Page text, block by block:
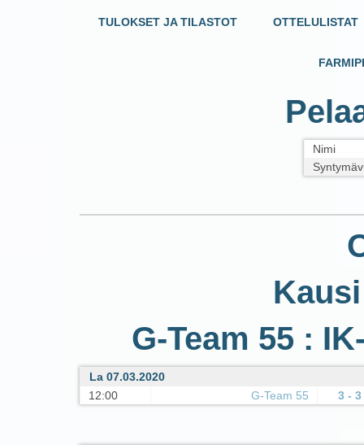
TULOKSET JA TILASTOT OTTELULISTAT
Nimi
G-Team 55 :
La 07.03.2020
12:00
G-Team 55 3 - 3